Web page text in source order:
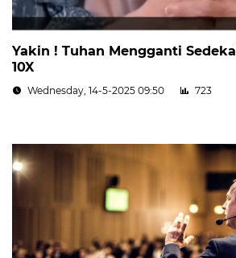
Yakin ! Tuhan Mengganti
10X
Wednesday, 14-5-2025 09:50 723